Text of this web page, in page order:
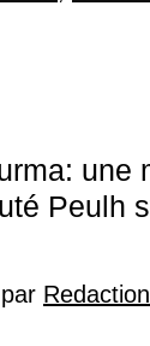
une
Peulh
par